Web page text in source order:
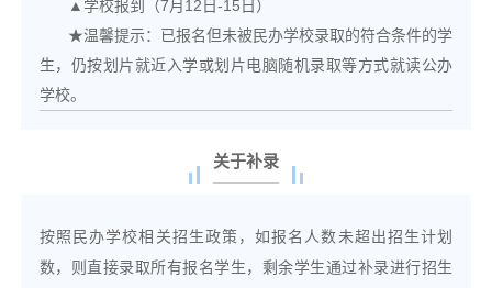
▲学校报到（7月12日-15日）
★温馨提示：已报名但未被民办学校录取的符合条件的学
生，仍按划片就近入学或划片电脑随机录取等方式就读公办
学校。
关于补录
按照民办学校相关招生政策，如报名人数未超出招生计划
数，则直接录取所有报名学生，剩余学生通过补录进行招生